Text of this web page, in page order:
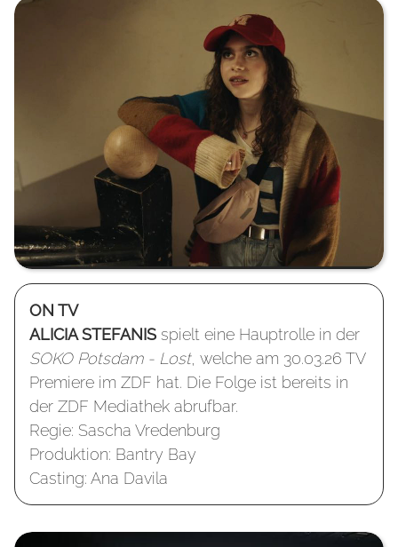
ON TV
ALICIA STEFANIS spielt eine Hauptrolle in der
SOKO Potsdam - Lost, welche am 30.03.26 TV
Premiere im ZDF hat. Die Folge ist bereits in
der ZDF Mediathek abrufbar.
Regie: Sascha Vredenburg
Produktion: Bantry Bay
Casting: Ana Davila